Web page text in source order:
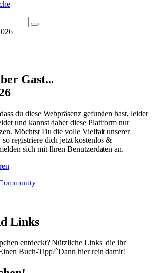
Gast...
du diese Webpräsenz gefunden hast, leider
und kannst daher diese Plattform nur
Möchtst Du die volle Vielfalt unserer
registriere dich jetzt kostenlos &
sich mit Ihren Benutzerdaten an.
Links
entdeckt? Nützliche Links, die ihr
Buch-Tipp?`Dann hier rein damit!